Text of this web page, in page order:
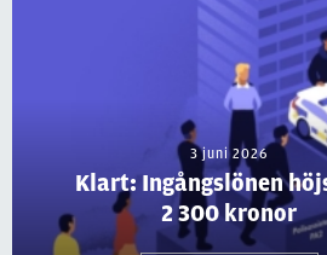
3 juni 2026
Klart: Ingångslönen
2 300 kronor